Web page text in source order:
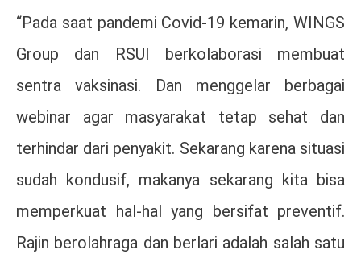
“Pada saat pandemi Covid-19 kemarin, WINGS
Group dan RSUI berkolaborasi membuat
sentra vaksinasi. Dan menggelar berbagai
webinar agar masyarakat tetap sehat dan
terhindar dari penyakit. Sekarang karena situasi
sudah kondusif, makanya sekarang kita bisa
memperkuat hal-hal yang bersifat preventif.
Rajin berolahraga dan berlari adalah salah satu